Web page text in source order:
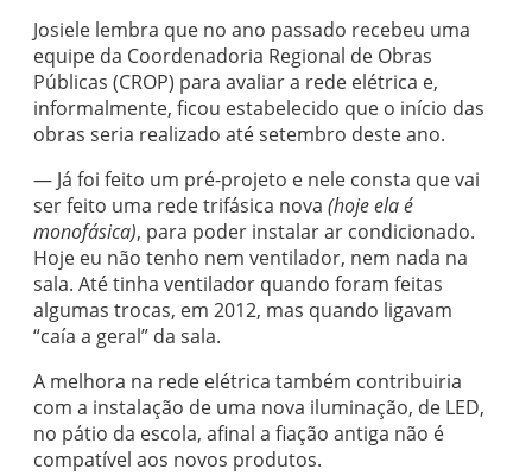
Josiele lembra que no ano passado recebeu uma
equipe da Coordenadoria Regional de Obras
Públicas (CROP) para avaliar a rede elétrica e,
informalmente, ficou estabelecido que o início das
obras seria realizado até setembro deste ano.
— Já foi feito um pré-projeto e nele consta que vai
ser feito uma rede trifásica nova (hoje ela é
monofásica), para poder instalar ar condicionado.
Hoje eu não tenho nem ventilador, nem nada na
sala. Até tinha ventilador quando foram feitas
algumas trocas, em 2012, mas quando ligavam
“caía a geral” da sala.
A melhora na rede elétrica também contribuiria
com a instalação de uma nova iluminação, de LED,
no pátio da escola, afinal a fiação antiga não é
compatível aos novos produtos.